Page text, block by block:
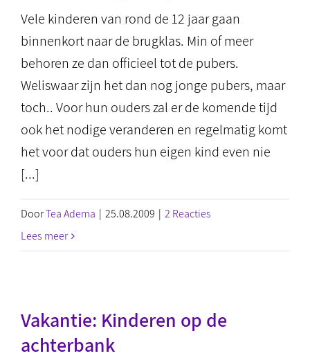
Vele kinderen van rond de 12 jaar gaan
binnenkort naar de brugklas. Min of meer
behoren ze dan officieel tot de pubers.
Weliswaar zijn het dan nog jonge pubers, maar
toch.. Voor hun ouders zal er de komende tijd
ook het nodige veranderen en regelmatig komt
het voor dat ouders hun eigen kind even nie
[...]
DoorTea Adema | 25.08.2009 | 2 Reacties
Lees meer
Vakantie: Kinderen op de
achterbank